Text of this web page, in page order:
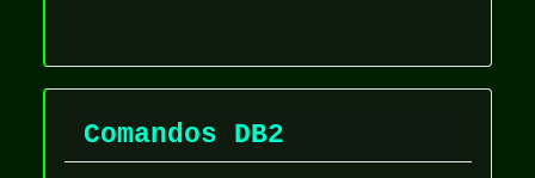
Comandos DB2